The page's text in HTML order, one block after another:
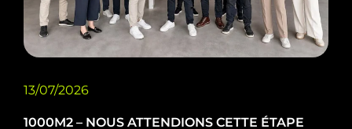
13/07/2026
1000M2 – NOUS ATTENDIONS CETTE ÉTAPE